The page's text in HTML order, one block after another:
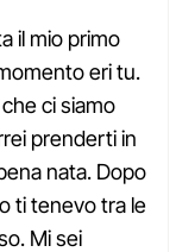
il mio primo
eri tu.
ci siamo
prenderti in
nata. Dopo
ti tenevo tra le
Mi sei